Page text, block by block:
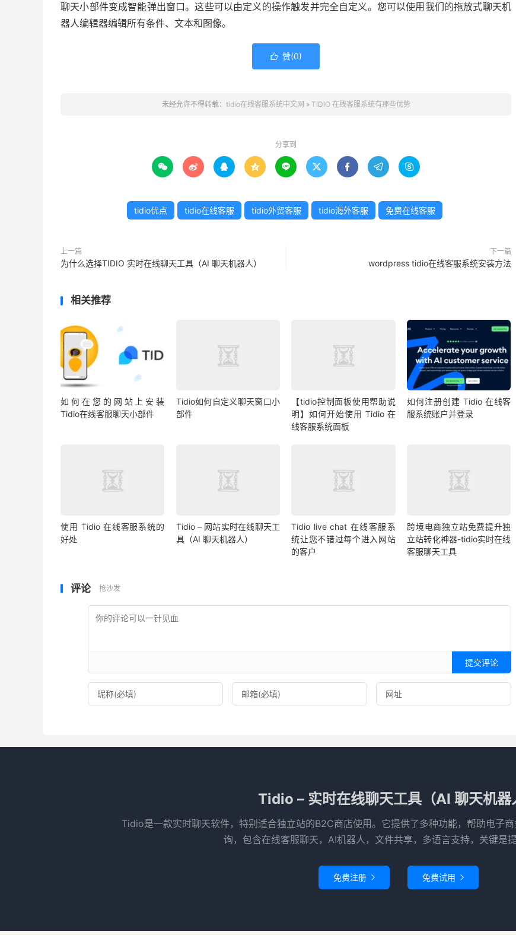
聊天小部件变成智能弹出窗口。这些可以由定义的操作触发并完全自定义。您可以使用我们的拖放式聊天机
器人编辑器编辑所有条件、文本和图像。
 赞(0)
未经允许不得转载： tidio在线客服系统中文网 » TIDIO 在线客服系统有那些优势
分享到
        
tidio优点 tidio在线客服 tidio外贸客服 tidio海外客服 免费在线客服
上一篇
为什么选择TIDIO 实时在线聊天工具（AI 聊天机器人）
下一篇
wordpress tidio在线客服系统安装方法
相关推荐
如何在您的网站上安装
Tidio在线客服聊天小部件
Tidio如何自定义聊天窗口小
部件
【tidio控制面板使用帮助说
明】如何开始使用 Tidio 在
线客服系统面板
如何注册创建 Tidio 在线客
服系统账户并登录
使用 Tidio 在线客服系统的
好处
Tidio – 网站实时在线聊天工
具（AI 聊天机器人）
Tidio live chat 在线客服系
统让您不错过每个进入网站
的客户
跨境电商独立站免费提升独
立站转化神器-tidio实时在线
客服聊天工具
评论 抢沙发
提交评论
Tidio – 实时在线聊天工具（AI 聊天机器
‌Tidio是一款实时聊天软件，特别适合独立站的B2C商店使用‌。它提供了多种功能，帮助电子
询，包含在线客服聊天，AI机器人，文件共享，多语言支持，关键是提
免费注册  免费试用 